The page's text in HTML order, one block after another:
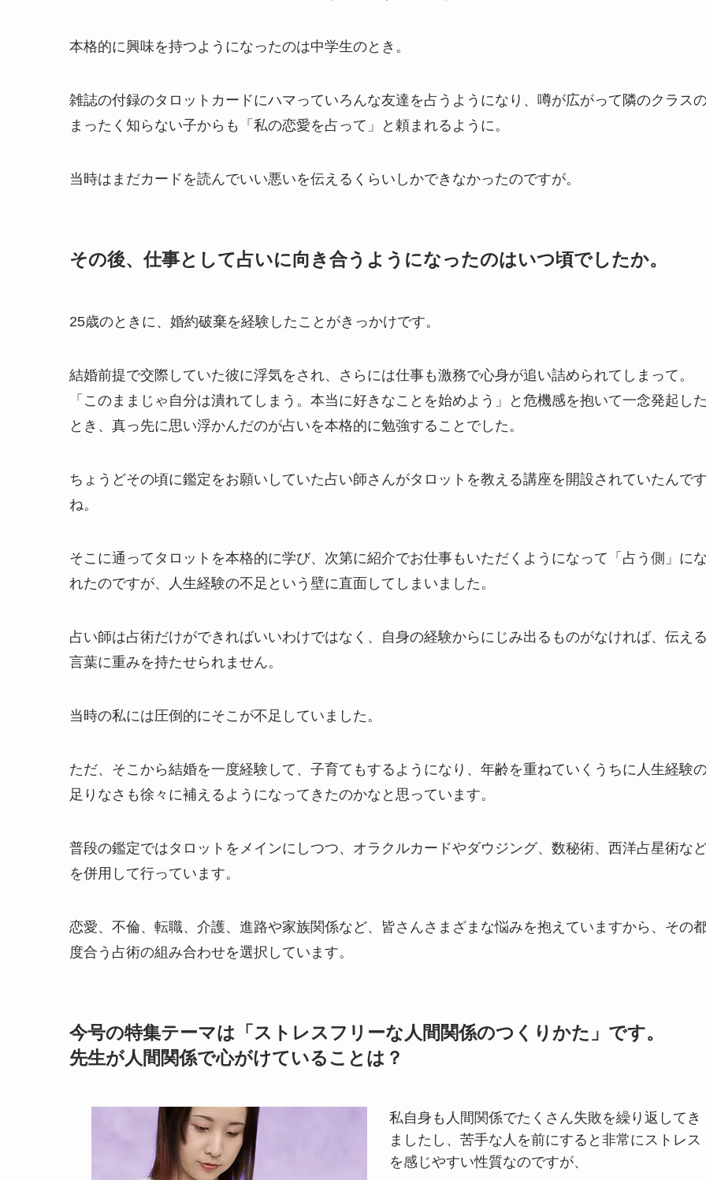
本格的に興味を持つようになったのは中学生のとき。
雑誌の付録のタロットカードにハマっていろんな友達を占うようになり、噂が広がって隣のクラス
まったく知らない子からも「私の恋愛を占って」と頼まれるように。
当時はまだカードを読んでいい悪いを伝えるくらいしかできなかったのですが。
その後、仕事として占いに向き合うようになったのはいつ頃でしたか。
25歳のときに、婚約破棄を経験したことがきっかけです。
結婚前提で交際していた彼に浮気をされ、さらには仕事も激務で心身が追い詰められてしまって。
「このままじゃ自分は潰れてしまう。本当に好きなことを始めよう」と危機感を抱いて一念発起し
とき、真っ先に思い浮かんだのが占いを本格的に勉強することでした。
ちょうどその頃に鑑定をお願いしていた占い師さんがタロットを教える講座を開設されていたんで
ね。
そこに通ってタロットを本格的に学び、次第に紹介でお仕事もいただくようになって「占う側」に
れたのですが、人生経験の不足という壁に直面してしまいました。
占い師は占術だけができればいいわけではなく、自身の経験からにじみ出るものがなければ、伝え
言葉に重みを持たせられません。
当時の私には圧倒的にそこが不足していました。
ただ、そこから結婚を一度経験して、子育てもするようになり、年齢を重ねていくうちに人生経験
足りなさも徐々に補えるようになってきたのかなと思っています。
普段の鑑定ではタロットをメインにしつつ、オラクルカードやダウジング、数秘術、西洋占星術な
を併用して行っています。
恋愛、不倫、転職、介護、進路や家族関係など、皆さんさまざまな悩みを抱えていますから、その
度合う占術の組み合わせを選択しています。
今号の特集テーマは「ストレスフリーな人間関係のつくりかた」です。
先生が人間関係で心がけていることは？
私自身も人間関係でたくさん失敗を繰り返してき
ましたし、苦手な人を前にすると非常にストレス
を感じやすい性質なのですが、